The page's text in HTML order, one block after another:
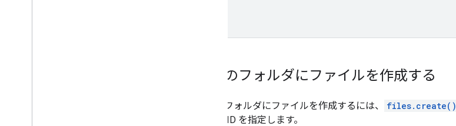
特定のフォルダにファイルを作成する
特定のフォルダにファイルを作成するには、 files.create()
ォルダ ID を指定します。